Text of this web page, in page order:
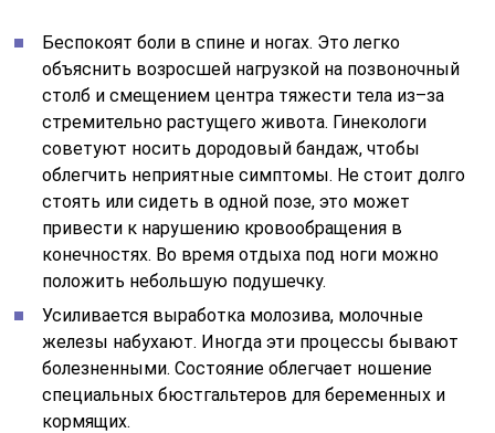
Беспокоят боли в спине и ногах. Это легко
объяснить возросшей нагрузкой на позвоночный
столб и смещением центра тяжести тела из–за
стремительно растущего живота. Гинекологи
советуют носить дородовый бандаж, чтобы
облегчить неприятные симптомы. Не стоит долго
стоять или сидеть в одной позе, это может
привести к нарушению кровообращения в
конечностях. Во время отдыха под ноги можно
положить небольшую подушечку.
Усиливается выработка молозива, молочные
железы набухают. Иногда эти процессы бывают
болезненными. Состояние облегчает ношение
специальных бюстгальтеров для беременных и
кормящих.